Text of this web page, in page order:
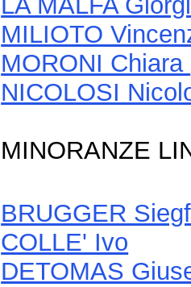
MILIOTO
MORONI Chiara
NICOLOSI
MINORANZE
BRUGGER
COLLE' Ivo
DETOMAS